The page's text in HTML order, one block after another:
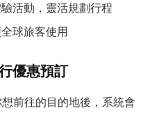
活動，靈活規劃行程
球旅客使用
優惠預訂
前往的目的地後，系統會